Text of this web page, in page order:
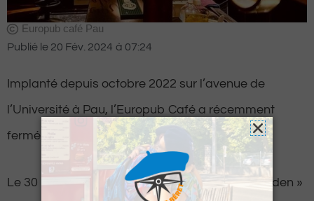
Europub café Pau
Publié le 20 Fév. 2024 à 07:24
Implanté depuis octobre 2022 sur l’avenue de
l’Université à Pau, l’Europub Café a récemment
fermé ses portes.
Le 30 janvier dernier, l’ancien bar « Le Hoegaarden »